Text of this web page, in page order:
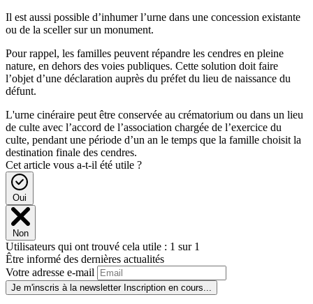
Il est aussi possible d’inhumer l’urne dans une concession existante
ou de la sceller sur un monument.
Pour rappel, les familles peuvent répandre les cendres en pleine
nature, en dehors des voies publiques. Cette solution doit faire
l’objet d’une déclaration auprès du préfet du lieu de naissance du
défunt.
L'urne cinéraire peut être conservée au crématorium ou dans un lieu
de culte avec l’accord de l’association chargée de l’exercice du
culte, pendant une période d’un an le temps que la famille choisit la
destination finale des cendres.
Cet article vous a-t-il été utile ?
Oui
Non
Utilisateurs qui ont trouvé cela utile : 1 sur 1
Être informé des dernières actualités
Votre adresse e-mail
Je m'inscris à la newsletter Inscription en cours...